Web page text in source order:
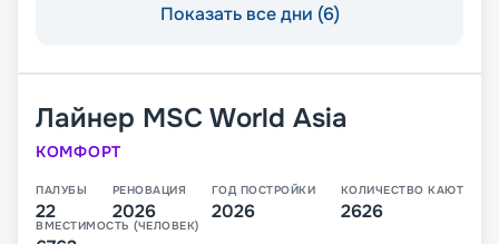
Показать все дни (6)
Лайнер MSC World Asia
КОМФОРТ
ПАЛУБЫ
22
РЕНОВАЦИЯ
2026
ГОД ПОСТРОЙКИ
2026
КОЛИЧЕСТВО КАЮТ
2626
ВМЕСТИМОСТЬ (ЧЕЛОВЕК)